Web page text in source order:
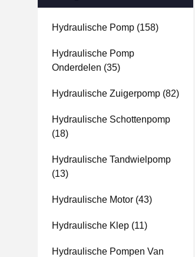
Hydraulische Pomp (158)
Hydraulische Pomp
Onderdelen (35)
Hydraulische Zuigerpomp (82)
Hydraulische Schottenpomp
(18)
Hydraulische Tandwielpomp
(13)
Hydraulische Motor (43)
Hydraulische Klep (11)
Hydraulische Pompen Van